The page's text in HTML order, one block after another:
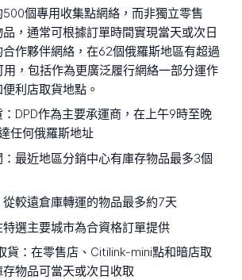
個專用收集點網絡，而非獨立零售
，通常可根據訂單時間實現當天或次日
作夥伴網絡，在62個俄羅斯地區有超過
，包括作為更廣泛履行網絡一部分運作
利店取貨地點。
DPD作為主要承運商，在上午9時至晚
任何俄羅斯地址
最近地區分銷中心有庫存物品最多3個
從較遠倉庫轉運的物品最多約7天
特選主要城市為合資格訂單提供
： 在零售店、Citilink-mini點和暗店取
物品可當天或次日收取